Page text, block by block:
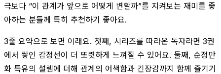
극보다 “이 관계가 앞으로 어떻게 변할까”를 지켜보는 재미를 좋
아하는 분들께 특히 추천하기 좋아요.
3줄 요약으로 보면 이래요. 첫째, 시리즈를 따라온 독자라면 3권
에서 쌓인 감정선이 더 또렷하게 느껴질 수 있어요. 둘째, 순정만
화 특유의 설렘에 더해 관계의 어색함과 긴장감까지 함께 즐기기